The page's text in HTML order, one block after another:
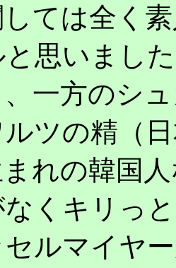
ては全く
思いまし
一方のシ
ツの精（
れの韓国
くキリっ
ルマイヤ